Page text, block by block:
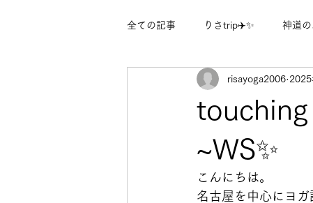
全ての記事 りさtrip✈️✨ 神道
アーユルヴェーダ レシピ
りさのフリーランス物語
touching
~WS✨️
risayoga2006 2025
こんにちは。
名古屋を中心にヨガ